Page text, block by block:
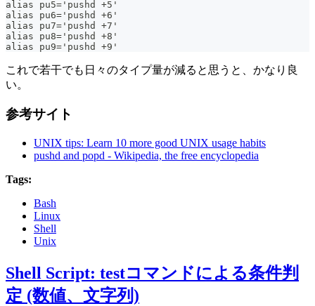
alias pu5='pushd +5'
alias pu6='pushd +6'
alias pu7='pushd +7'
alias pu8='pushd +8'
alias pu9='pushd +9'
これで若干でも日々のタイプ量が減ると思うと、かなり良
い。
参考サイト
UNIX tips: Learn 10 more good UNIX usage habits
pushd and popd - Wikipedia, the free encyclopedia
Tags:
Bash
Linux
Shell
Unix
Shell Script: testコマンドによる条件判
定 (数値、文字列)